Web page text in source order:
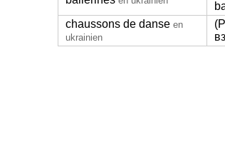
chaussons de danse en
ukrainien